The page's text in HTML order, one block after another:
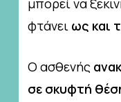
μπορεί να
φτάνει ως και
Ο ασθενής
σε σκυφτή